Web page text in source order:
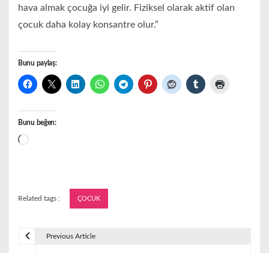
hava almak çocuğa iyi gelir. Fiziksel olarak aktif olan
çocuk daha kolay konsantre olur.”
Bunu paylaş:
Bunu beğen:
Yükleniyor...
Related tags : ÇOCUK
Previous Article